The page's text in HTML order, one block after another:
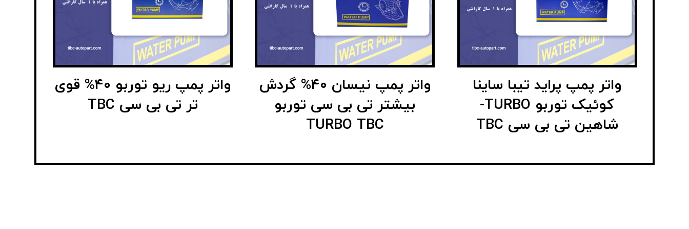
واتر پمپ پراید تیبا ساینا
کوئیک توربو TURBO-
شاهین تی بی سی TBC
واتر پمپ نیسان ۴۰% گردش
بیشتر تی بی سی توربو
TURBO TBC
واتر پمپ ریو توربو ۴۰% قوی
تر تی بی سی TBC